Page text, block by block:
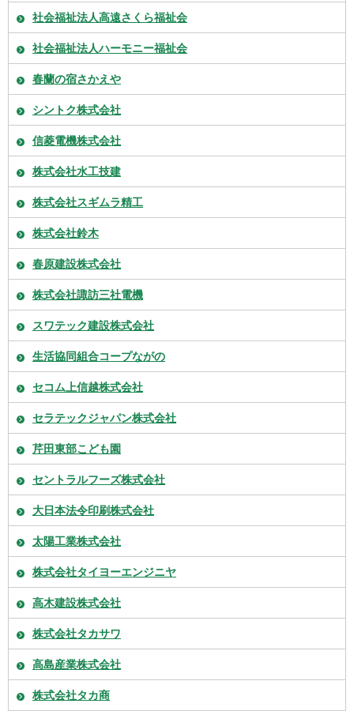
社会福祉法人高遠さくら福祉会
社会福祉法人ハーモニー福祉会
春蘭の宿さかえや
シントク株式会社
信菱電機株式会社
株式会社水工技建
株式会社スギムラ精工
株式会社鈴木
春原建設株式会社
株式会社諏訪三社電機
スワテック建設株式会社
生活協同組合コープながの
セコム上信越株式会社
セラテックジャパン株式会社
芹田東部こども園
セントラルフーズ株式会社
大日本法令印刷株式会社
太陽工業株式会社
株式会社タイヨーエンジニヤ
高木建設株式会社
株式会社タカサワ
高島産業株式会社
株式会社タカ商